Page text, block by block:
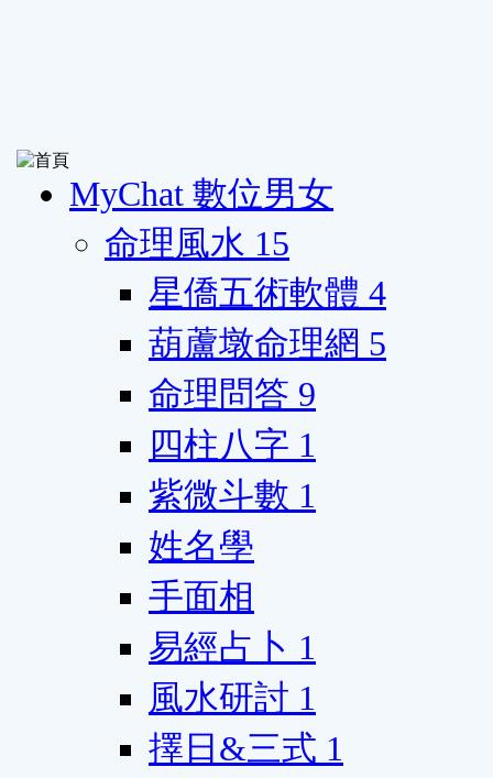
MyChat 數位男女
命理風水 15
星僑五術軟體 4
葫蘆墩命理網 5
命理問答 9
四柱八字 1
紫微斗數 1
姓名學
手面相
易經占卜 1
風水研討 1
擇日&三式 1